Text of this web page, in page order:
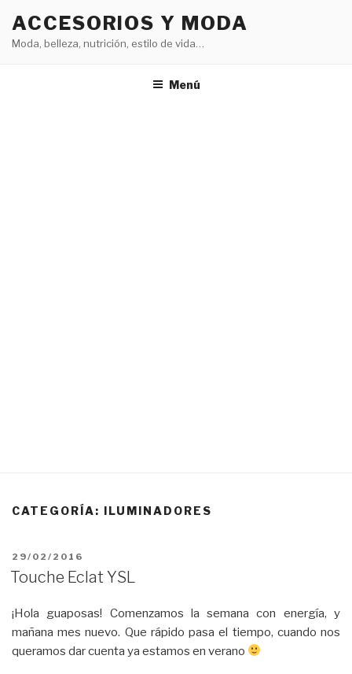
contenido
ACCESORIOS Y MODA
Moda, belleza, nutrición, estilo de vida…
Menú
CATEGORÍA: ILUMINADORES
PUBLICADO
EL
29/02/2016
Touche Eclat YSL
¡Hola guaposas! Comenzamos la semana con energía, y
mañana mes nuevo. Que rápido pasa el tiempo, cuando nos
queramos dar cuenta ya estamos en verano